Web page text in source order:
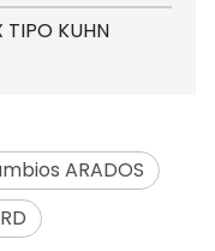
TIPO KUHN
ARADOS